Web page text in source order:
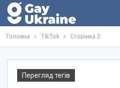
Головна TikTok Сторінка 2
Перегляд тегів